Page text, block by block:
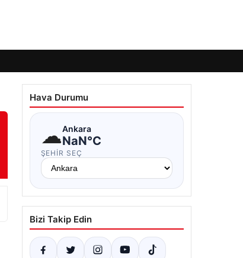
Hava Durumu
☁Ankara
NaN°C
ŞEHIR SEÇ
Bizi Takip Edin